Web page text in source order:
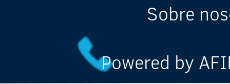
Sobre
Powered by